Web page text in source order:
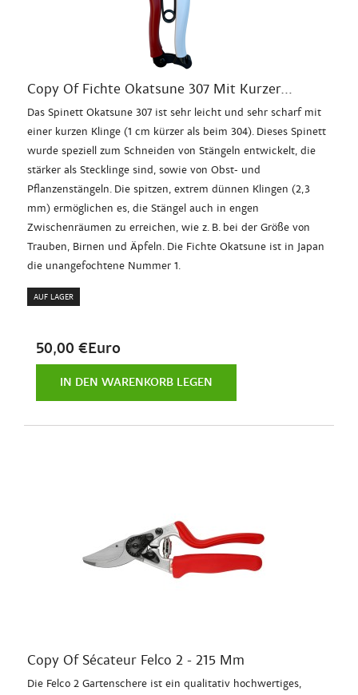
Copy Of Fichte Okatsune 307 Mit Kurzer...
Das Spinett Okatsune 307 ist sehr leicht und sehr scharf mit
einer kurzen Klinge (1 cm kürzer als beim 304). Dieses Spinett
wurde speziell zum Schneiden von Stängeln entwickelt, die
stärker als Stecklinge sind, sowie von Obst- und
Pflanzenstängeln. Die spitzen, extrem dünnen Klingen (2,3
mm) ermöglichen es, die Stängel auch in engen
Zwischenräumen zu erreichen, wie z. B. bei der Größe von
Trauben, Birnen und Äpfeln. Die Fichte Okatsune ist in Japan
die unangefochtene Nummer 1.
AUF LAGER
50,00 €Euro
IN DEN WARENKORB LEGEN
Copy Of Sécateur Felco 2 - 215 Mm
Die Felco 2 Gartenschere ist ein qualitativ hochwertiges,